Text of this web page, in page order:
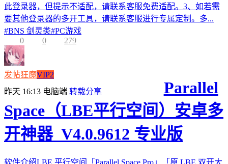
此登录器，但提示不适配，请联系客服免费适配。3、如若需
要其他登录器的多开工具，请联系客服进行专属定制。多...
#BNS 剑灵类#PC游戏
0
0 279
发帖狂魔VIP2
昨天 16:13 电脑端 转载分享
Parallel
Space（LBE平行空间）安卓多
开神器_V4.0.9612 专业版
软件介绍LBE 平行空间「Parallel Space Pro」「原 LBE 双开大